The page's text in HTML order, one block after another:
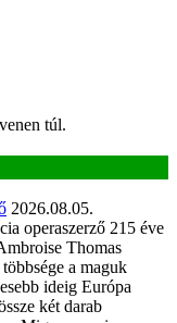
túl.
2026.08.05.
operaszerző 215 éve
Thomas
a maguk
ideig Európa
két darab